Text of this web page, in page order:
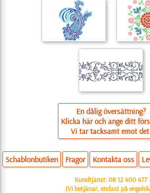
En dålig översättning?
Klicka här och ange ditt
Vi tar tacksamt emot
Schablonbutiken Fragor Kontakta oss
Kundtjänst:08 12 400 477
(Vi betjänar, endast på